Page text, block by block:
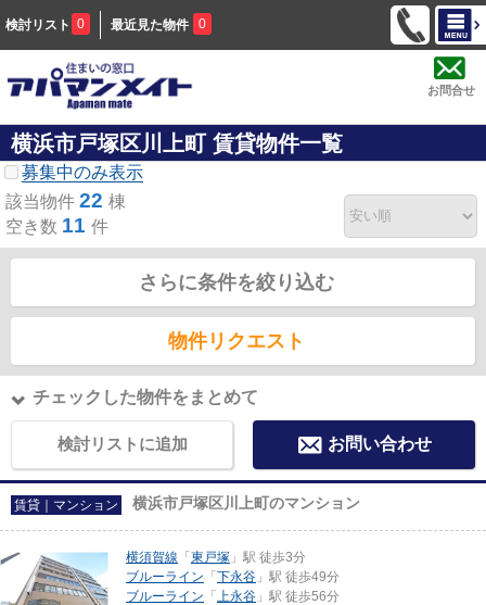
検討リスト 0 最近見た物件 0
お問合せ
横浜市戸塚区川上町 賃貸物件一覧
募集中のみ表示
該当物件 22 棟
空き数 11 件
さらに条件を絞り込む
物件リクエスト
チェックした物件をまとめて
検討リストに追加 お問い合わせ
賃貸｜マンション 横浜市戸塚区川上町のマンション
横須賀線 「 東戸塚 」駅 徒歩3分
ブルーライン 「 下永谷 」駅 徒歩49分
ブルーライン 「 上永谷 」駅 徒歩56分